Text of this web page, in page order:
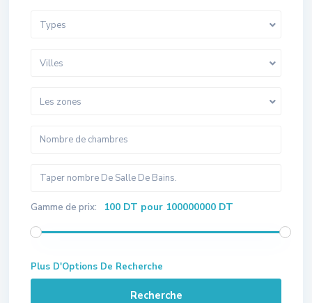
Types
Villes
Les zones
Gamme de prix: 100 DT pour 100000000 DT
Plus D'Options De Recherche
Recherche